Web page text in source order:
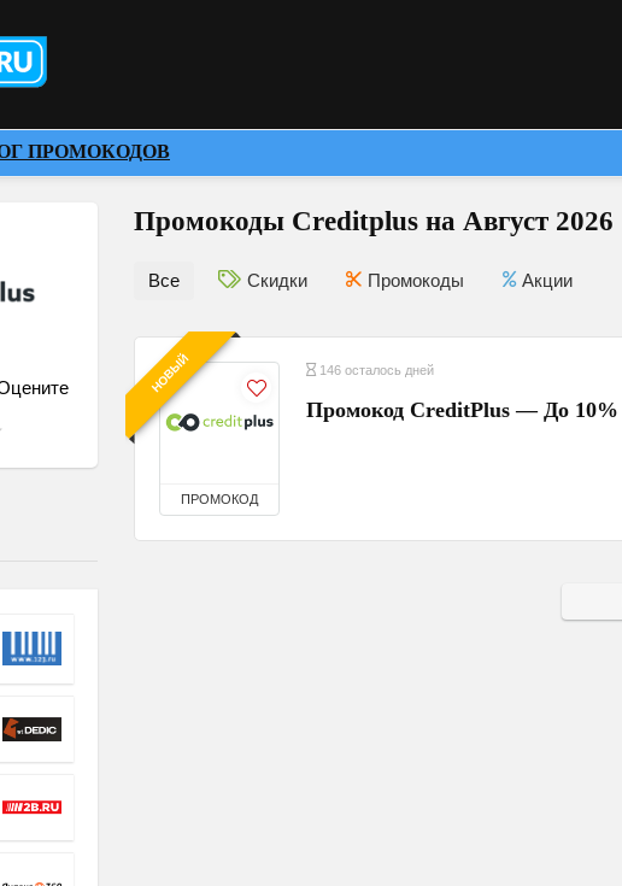
ПРОМОКОДОВ
Промокоды Creditplus на Август 2026
Все Скидки Промокоды Акции
НОВЫЙ
ПРОМОКОД
146 осталось дней
Промокод CreditPlus — До 10%